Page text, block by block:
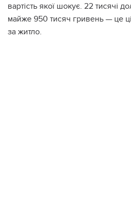
вартість якої шокує. 22 тисячі
майже 950 тисяч гривень — це
за житло.